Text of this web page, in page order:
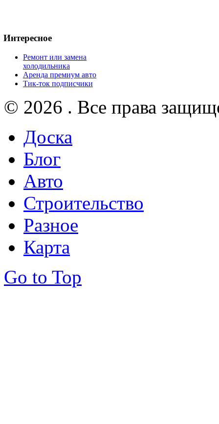
Интересное
Ремонт или замена
холодильника
Аренда премиум авто
Тик-ток подписчики
© 2026 . Все права
Доска
Блог
Авто
Строительство
Разное
Карта
Go to Top